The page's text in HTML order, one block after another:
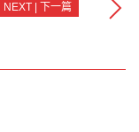
NEXT | 下一篇